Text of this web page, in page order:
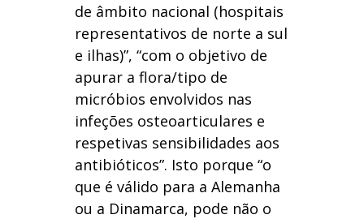
de âmbito nacional (hospitais
representativos de norte a sul
e ilhas)”, “com o objetivo de
apurar a flora/tipo de
micróbios envolvidos nas
infeções osteoarticulares e
respetivas sensibilidades aos
antibióticos”. Isto porque “o
que é válido para a Alemanha
ou a Dinamarca, pode não o